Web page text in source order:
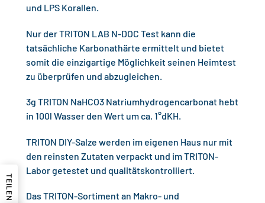
und LPS Korallen.
Nur der TRITON LAB N-DOC Test kann die
tatsächliche Karbonathärte ermittelt und bietet
somit die einzigartige Möglichkeit seinen Heimtest
zu überprüfen und abzugleichen.
3g TRITON NaHCO3 Natriumhydrogencarbonat hebt
in 100l Wasser den Wert um ca. 1°dKH.
TRITON DIY-Salze werden im eigenen Haus nur mit
den reinsten Zutaten verpackt und im TRITON-
Labor getestet und qualitätskontrolliert.
Das TRITON-Sortiment an Makro- und
TEILEN